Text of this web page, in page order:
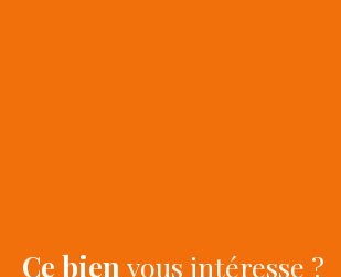
Ce bien vous intéresse ?